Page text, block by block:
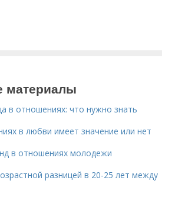
материалы
в отношениях: что нужно знать
в любви имеет значение или нет
в отношениях молодежи
разницей в 20-25 лет между